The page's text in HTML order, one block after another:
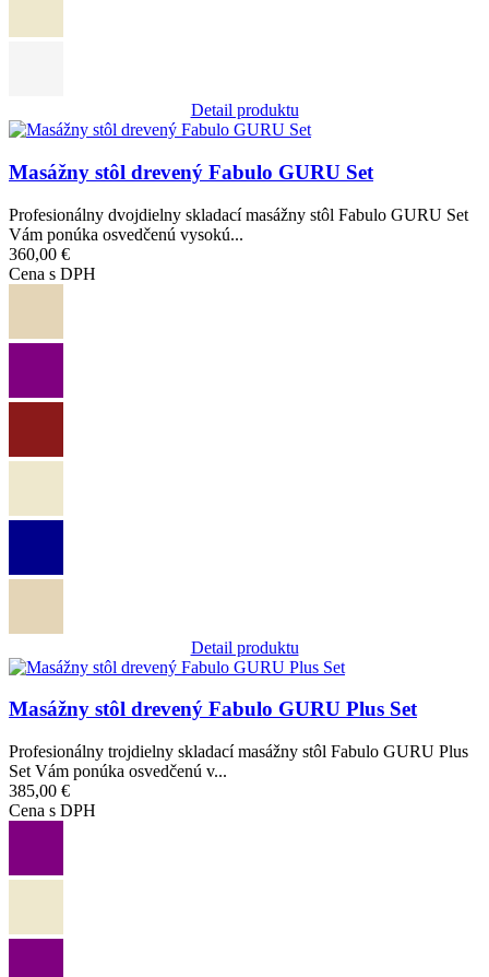
Detail produktu
Obrázok
Masážny stôl drevený Fabulo GURU Set
Profesionálny dvojdielny skladací masážny stôl Fabulo GURU Set
Vám ponúka osvedčenú vysokú...
360,00 €
Cena s DPH
Detail produktu
Obrázok
Masážny stôl drevený Fabulo GURU Plus Set
Profesionálny trojdielny skladací masážny stôl Fabulo GURU Plus
Set Vám ponúka osvedčenú v...
385,00 €
Cena s DPH